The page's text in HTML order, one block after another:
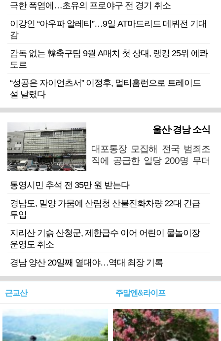
극한 폭염에…초유의 프로야구 전 경기 취소
이강인 “아우파 알레티”…9일 AT마드리드 데뷔전 기대
감
감독 없는 韓축구팀 9월 A매치 첫 상대, 랭킹 25위 에콰
도르
“성공은 자이언츠서” 이정후, 멀티홈런으로 트레이드
설 날렸다
울산·경남 소식
대포통장 모집해 전국 범죄조
직에 공급한 일당 200명 무더
통영시민 추석 전 35만 원 받는다
경남도, 밀양 가뭄에 산림청 산불진화차량 22대 긴급
투입
지리산 기슭 산청군, 제한급수 이어 어린이 물놀이장
운영도 취소
경남 양산 20일째 열대야…역대 최장 기록
근교산 주말엔&라이프